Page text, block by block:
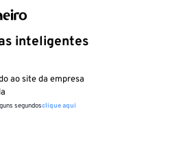
inteligentes
ao site da empresa
segundosclique aqui